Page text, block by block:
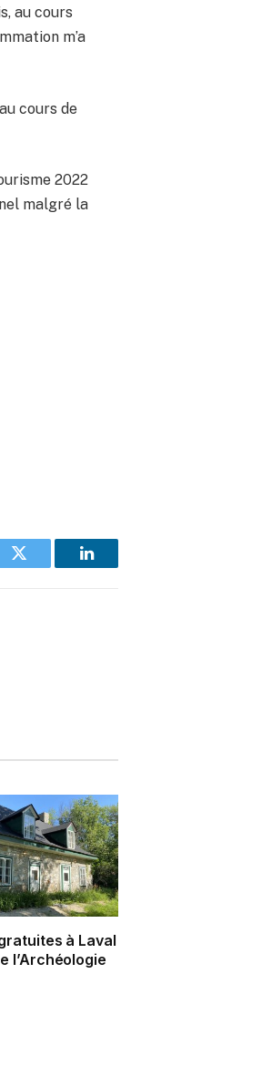
au cours
m’a
cours de
2022
malgré la
Twitter LinkedIn
à Laval
l’Archéologie